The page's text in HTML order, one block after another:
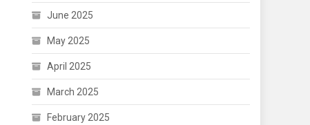
June 2025
May 2025
April 2025
March 2025
February 2025